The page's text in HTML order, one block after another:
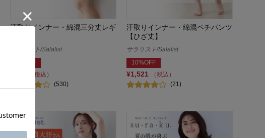
汗取りインナー・綿混三分丈レギ
サラリスト/Salalist
5%OFF
（税込）
(530)
汗取りインナー・綿混ペチパンツ
【ひざ丈】
サラリスト/Salalist
10%OFF
¥1,521
（税込）
(21)